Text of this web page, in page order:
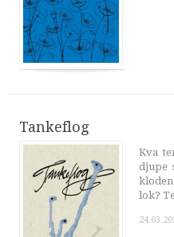
Tankeflog
Kva
djupe
lok?